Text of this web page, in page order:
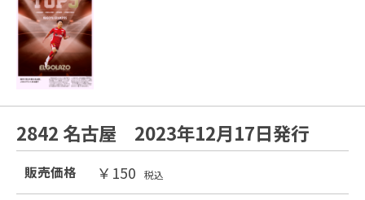
2842 名古屋 2023年12月17日発行
販売価格 ￥150 税込